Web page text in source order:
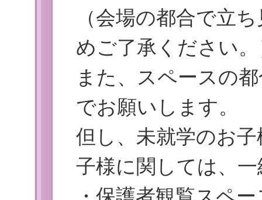
（会場の都合で立
めご了承ください
また、スペースの
でお願いします。
但し、未就学のお
子様に関しては、